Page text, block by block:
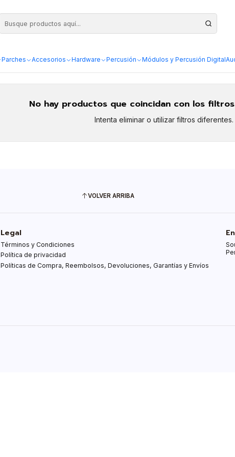
Parches Accesorios Hardware Percusión Módulos y Percusión Digital
No hay productos que coincidan con los
Intenta eliminar o utilizar filtros diferentes.
VOLVER ARRIBA
Legal
Términos y Condiciones
Política de privacidad
Políticas de Compra, Reembolsos, Devoluciones, Garantías y Envíos